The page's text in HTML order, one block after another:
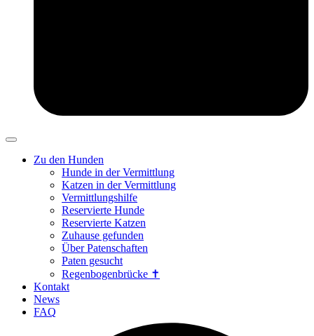
Zu den Hunden
Hunde in der Vermittlung
Katzen in der Vermittlung
Vermittlungshilfe
Reservierte Hunde
Reservierte Katzen
Zuhause gefunden
Über Patenschaften
Paten gesucht
Regenbogenbrücke ✝
Kontakt
News
FAQ